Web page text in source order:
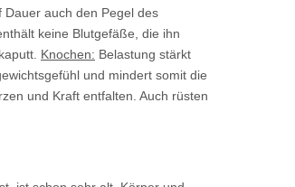
auch den Pegel des
keine Blutgefäße, die ihn
Knochen: Belastung stärkt
und mindert somit die
und Kraft entfalten. Auch rüsten